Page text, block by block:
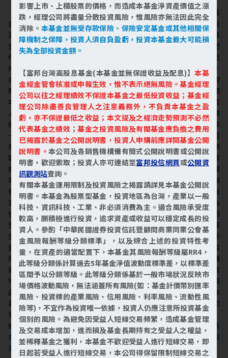
【富邦科技基金】本基金經金管會核准或同意生效，惟不表示本基
金絕無風險。基金經理公司以往之經理績效不保證本基金之最低投
資收益；基金經理公司除盡善良管理人之注意義務外，不負責本基
金之盈虧，亦不保證最低之收益；本文提及之經濟走勢預測不必然
代表本基金之績效；本基金之投資風險及有關基金應負擔之費用已
揭露於基金之公開說明書，投資人申購前應詳閱基金公開說明書。
本公司及各銷售機構備有簡式公開說明書或公開說明書，歡迎索
取；投資人亦可連結至富邦投信網頁或公開資訊觀測站查詢。有關
本基金運用限制及投資風險之揭露請詳見本基金公開說明書。投資
人申購本基金係持有基金受益憑證，而非本文提及之投資資產或標
的。本基金為股票型基金，基金區域投資於台灣市場，並投資於單
一產業-科技業。適合風險承受度較高，願積極進行投資，追求資產
或收益可以穩定成長的投資人，參酌「中華民國證券投資信託暨顧
問商業同業公會基金風險報酬等級分類標準」，本基金風險報酬等
級屬RR5，此等級分類係計算過去5年基金淨值波動度標準差，以標
準差區間予以分類等級。此等級分類係基於一般市場狀況反映市場
價格波動風險，無法涵蓋所有風險(如：基金計價幣別匯率風險、投
資標的產業風險、信用風險、利率風險、流動性風險等)，不宜作為
投資唯一依據，投資人仍應注意所投資基金個別的風險。為避免因
受益人短線交易頻繁，造成基金管理及交易成本增加，進而損及基
金長期持有之受益人之權益，並稀釋基金之獲利，本基金不歡迎受
益人進行短線交易，即日起若受益人進行短線交易，本公司得保留
限制短線交易之受益人再次申購基金並收取相關費用之權利，申購
前請務必詳閱公開說明書，以了解短線交易規定及相關費用。(投資
地區政治、經濟變動之風險)我國證券市場受政治因素影響頗大，因
此國內外政經情勢、兩岸關係之互動及未來發展情況，均會影響本
基金所投資證券價格之波動；此外，利率調整及產業結構等因素也
會影響上市、上櫃股票的價格，而造成本基金淨資產價值之漲跌，
經理公司將盡量分散投資風險，惟風險亦無法因此完全消除。本基
金並無受存款保險、保險安定基金或其他相關保障機制之保障，投
資人須自負盈虧，投資本基金最大可能損失為全部投資金額。
影響上市、上櫃股票的價格，而造成本基金淨資產價值之漲
跌，經理公司將盡量分散投資風險，惟風險亦無法因此完全
消除。 本基金並無受存款保險、保險安定基金或其他相關保
障機制之保障，投資人須自負盈虧，投資本基金最大可能損
失為全部投資金額。
【富邦台灣高股息基金(本基金並無保證收益及配息)】本基
金經金管會核准或申報生效，惟不表示絕無風險。基金經理
公司以往之經理績效不保證本基金之最低投資收益；基金經
理公司除盡善良管理人之注意義務外，不負責本基金之盈
虧，亦不保證最低之收益；本文提及之經濟走勢預測不必然
代表基金之績效；基金之投資風險及有關基金應負擔之費用
已揭露於基金之公開說明書，投資人申購前應詳閱基金公開
說明書。 本公司及各銷售機構備有簡式公開說明書或公開說
明書，歡迎索取；投資人亦可連結至富邦投信網頁或公開資
訊觀測站查詢。
有關本基金運用限制及投資風險之揭露請詳見本基金公開說
明書。本基金為股票型基金，投資地區為台灣，產業以一般
科技、資訊科技、工業、非必須消費為主。適合風險承受度
較高，願積極進行投資，追求資產或收益可以穩定成長的投
資人。參酌「中華民國證券投資信託暨顧問商業同業公會基
金風險報酬等級分類標準」，以及綜合上述的投資特性考
量，在資產的適當配置下，本基金其風險報酬等級屬RR4，
此等級分類係計算過去5年基金淨值波動度標準差，以標準差
區間予以分類等級。此等級分類係基於一般市場狀況反映市
場價格波動風險，無法涵蓋所有風險(如：基金計價幣別匯率
風險、投資標的產業風險、信用風險、利率風險、流動性風
險等)，不宜作為投資唯一依據，投資人仍應注意所投資基金
個別的風險。為避免因受益人短線交易頻繁，造成基金管理
及交易成本增加，進而損及基金長期持有之受益人之權益，
並稀釋基金之獲利，本基金不歡迎受益人進行短線交易，即
日起若受益人進行短線交易，本公司得保留限制短線交易之